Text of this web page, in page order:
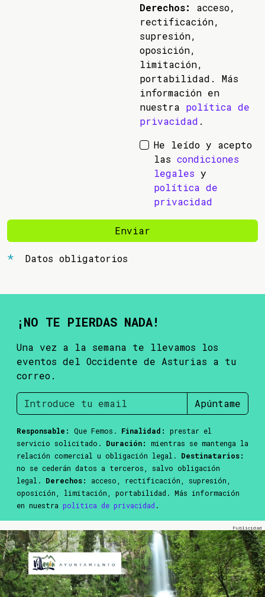
Derechos:
acceso,
rectificación,
supresión,
oposición,
limitación,
portabilidad. Más
información en
nuestra política de
privacidad .
He leído y acepto
las condiciones
legales y
política de
privacidad
Enviar
Datos obligatorios
¡NO TE PIERDAS NADA!
Una vez a la semana te llevamos los
eventos del Occidente de Asturias a tu
correo.
Apúntame
Responsable: Que Femos. Finalidad:
prestar el
servicio solicitado. Duración:
mientras se mantenga la
relación comercial u obligación legal. Destinatarios:
no se cederán datos a terceros, salvo obligación
legal. Derechos:
acceso, rectificación, supresión,
oposición, limitación, portabilidad. Más información
en nuestra política de privacidad .